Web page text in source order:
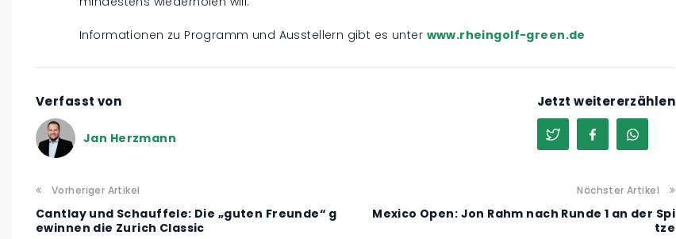
Informationen zu Programm und Ausstellern gibt es unter www.rheingolf-green.de
Verfasst von
Jan Herzmann
Jetzt weitererzählen
Vorheriger Artikel
Cantlay und Schauffele: Die „guten Freunde“ g
ewinnen die Zurich Classic
Nächster Artikel
Mexico Open: Jon Rahm nach Runde 1 an der Spi
tze